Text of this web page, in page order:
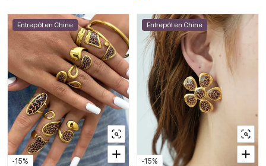
-15%
Entrepôt en Chine
-15%
Entrepôt en Chine